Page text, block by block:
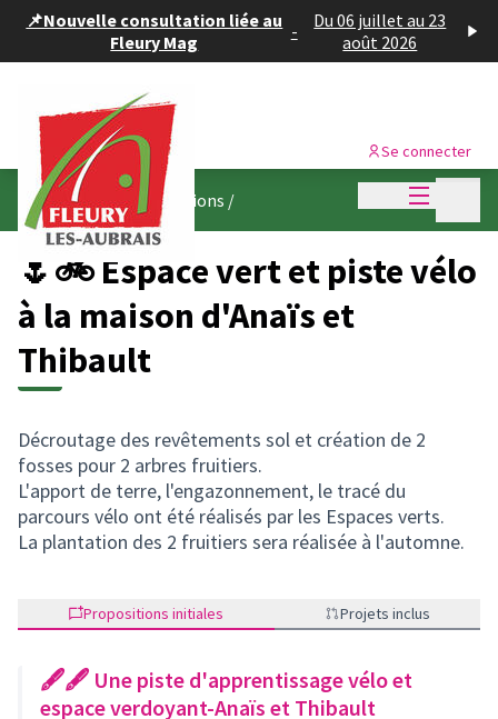
📌Nouvelle consultation liée au
Fleury Mag
-
Du 06 juillet au 23
août 2026
Menu
Se connecter
👷🏽 Suivez les réalisations /
🌷🚲 Espace vert et piste vélo
à la maison d'Anaïs et
Thibault
Décroutage des revêtements sol et création de 2
fosses pour 2 arbres fruitiers.
L'apport de terre, l'engazonnement, le tracé du
parcours vélo ont été réalisés par les Espaces verts.
La plantation des 2 fruitiers sera réalisée à l'automne.
Propositions initiales Projets inclus
🖋🖋 Une piste d'apprentissage vélo et
espace verdoyant-Anaïs et Thibault
Panneau de gestion des cookies